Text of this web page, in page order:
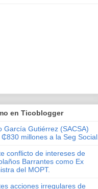
en Ticoblogger
García Gutiérrez (SACSA)
millones a la Seg Social.
conflicto de intereses de
Barrantes como Ex
del MOPT.
acciones irregulares de